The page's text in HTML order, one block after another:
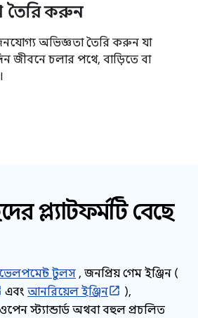
তৈরি করুন
অভিজ্ঞতা তৈরি করুন যা
জীবনে চলার পথে, বাড়িতে বা
প্ল্যাটফর্মটি বেছে
টুলস , জনপ্রিয় গেম ইঞ্জিন (
এবং আনরিয়েল ইঞ্জিন
),
স্ট্যান্ডার্ড অথবা বহুল প্রচলিত